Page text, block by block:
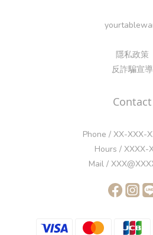
隱私政策
反詐騙宣導
Contact
Phone / XX-XXX-
Hours / XXXX-
Mail /